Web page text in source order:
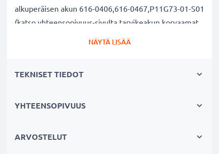
alkuperäisen akun 616-0406,616-0467,P11G73-01-S01
(katso yhteensopivuus-sivulta tarvikeakun korvaamat
✔Nauti vapaudesta ja riippumattomuudesta
lataustauoilta
tekniikka ilman vaikutusta muistiin
NÄYTÄ LISÄÄ
TEKNISET TIEDOT
YHTEENSOPIVUUS
ARVOSTELUT